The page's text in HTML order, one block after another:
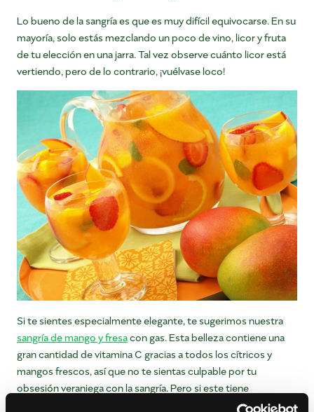
Lo bueno de la sangría es que es muy difícil equivocarse. En su
mayoría, solo estás mezclando un poco de vino, licor y fruta
de tu elección en una jarra. Tal vez observe cuánto licor está
vertiendo, pero de lo contrario, ¡vuélvase loco!
Si te sientes especialmente elegante, te sugerimos nuestra
sangría de mango y fresacon gas. Esta belleza contiene una
gran cantidad de vitamina C gracias a todos los cítricos y
mangos frescos, así que no te sientas culpable por tu
obsesión veraniega con la sangría. Pero si este tiene
demasiados ingredientes (te escuchamos, cuanto más fácil,